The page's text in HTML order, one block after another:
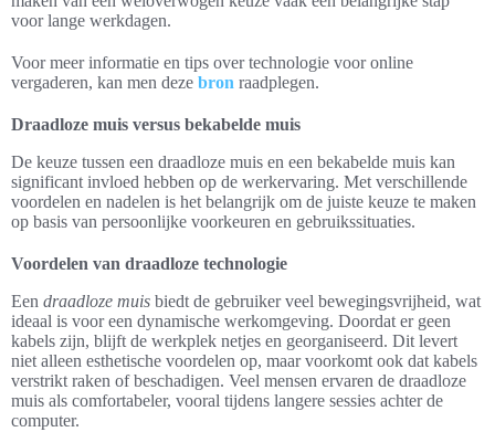
voor lange werkdagen.
Voor meer informatie en tips over technologie voor online
vergaderen, kan men deze bron raadplegen.
Draadloze muis versus bekabelde muis
De keuze tussen een draadloze muis en een bekabelde muis kan
significant invloed hebben op de werkervaring. Met verschillende
voordelen en nadelen is het belangrijk om de juiste keuze te maken
op basis van persoonlijke voorkeuren en gebruikssituaties.
Voordelen van draadloze technologie
Een draadloze muis biedt de gebruiker veel bewegingsvrijheid, wat
ideaal is voor een dynamische werkomgeving. Doordat er geen
kabels zijn, blijft de werkplek netjes en georganiseerd. Dit levert
niet alleen esthetische voordelen op, maar voorkomt ook dat kabels
verstrikt raken of beschadigen. Veel mensen ervaren de draadloze
muis als comfortabeler, vooral tijdens langere sessies achter de
computer.